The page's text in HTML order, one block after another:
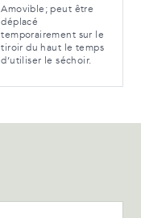
Amovible; peut être
déplacé
temporairement sur le
tiroir du haut le temps
d’utiliser le séchoir.